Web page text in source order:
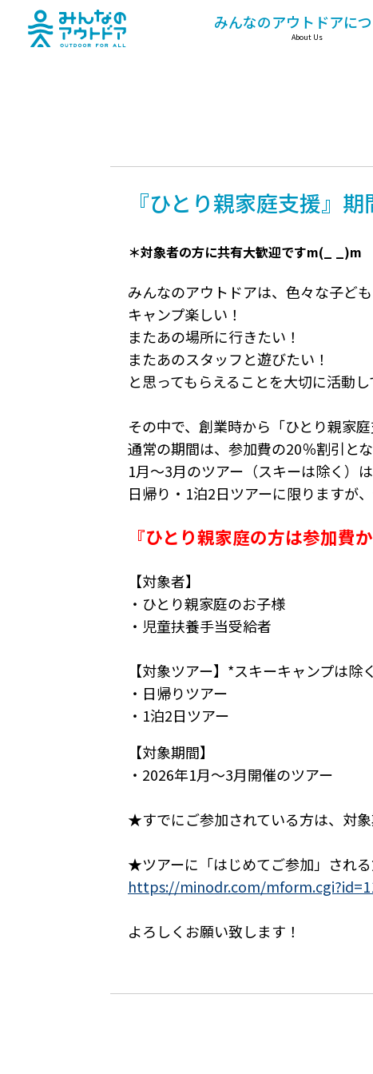
みんなのアウトドア みんなのアウトドアに
About Us
『ひとり親家庭支援』
＊対象者の方に共有大歓迎ですm(_ _)m
みんなのアウトドアは、色々な子ども
キャンプ楽しい！
またあの場所に行きたい！
またあのスタッフと遊びたい！
と思ってもらえることを大切に活動し
その中で、創業時から「ひとり親家庭
通常の期間は、参加費の20％割引とな
1月〜3月のツアー（スキーは除く）
日帰り・1泊2日ツアーに限りますが
『ひとり親家庭の方は参加費
【対象者】
・ひとり親家庭のお子様
・児童扶養手当受給者
【対象ツアー】*スキーキャンプは除く
・日帰りツアー
・1泊2日ツアー
【対象期間】
・2026年1月～3月開催のツアー
★すでにご参加されている方は、対
★ツアーに「はじめてご参加」され
https://minodr.com/
よろしくお願い致します！